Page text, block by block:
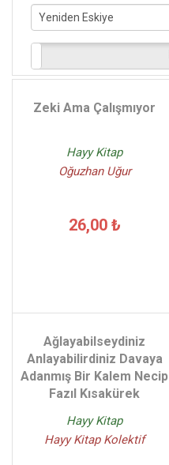
İsmail Keskin - (5)
Mehmet Ercan - (5)
Yavuz Dizdar - (4)
Zeki Ama Çalışmıyor
Hayy Kitap
Oğuzhan Uğur
26,00 ₺
Ağlayabilseydiniz
Anlayabilirdiniz Davaya
Adanmış Bir Kalem Necip
Fazıl Kısakürek
Hayy Kitap
Hayy Kitap Kolektif